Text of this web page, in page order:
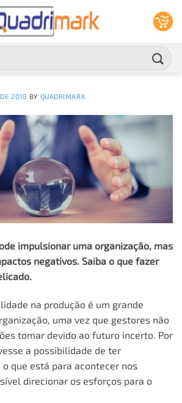
DE PRODUTIVIDADE
na produção da
Veja como resolver!
2018 BY QUADRIMARK
impulsionar uma organização, mas
negativos. Saiba o que fazer
na produção é um grande
uma vez que gestores não
tomar devido ao futuro incerto. Por
a possibilidade de ter
que está para acontecer nos
direcionar os esforços para o